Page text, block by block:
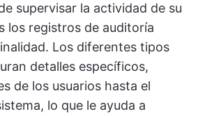
supervisar la actividad de su
los registros de auditoría
Los diferentes tipos
detalles específicos,
de los usuarios hasta el
lo que le ayuda a